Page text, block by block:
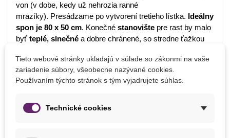
von (v dobe, kedy už nehrozia ranné
mrazíky). Presádzame po vytvorení tretieho lístka. Ideálny
spon je 80 x 50 cm. Konečné stanovište pre rast by malo
byť teplé, slnečné a dobre chránené, so stredne ťažkou
Substrátodporúčame používať špeciálnypre paradajky a
papriky, a tovždy sparený. Zeminu je možné prepariť
dôležitá
pravidelná závlaha a dostatočný prísun živín
K hnojeniu môžeme používať napr.
Tieto webové stránky ukladajú v súlade so zákonmi na vaše
zariadenie súbory, všeobecne nazývané cookies.
Používaním týchto stránok s tým vyjadrujete súhlas.
Technické cookies